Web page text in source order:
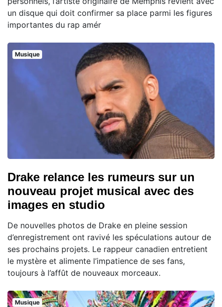
un disque qui doit confirmer sa place parmi les figures
importantes du rap amér
Musique
Drake relance les rumeurs sur un
nouveau projet musical avec des
images en studio
De nouvelles photos de Drake en pleine session
d’enregistrement ont ravivé les spéculations autour de
ses prochains projets. Le rappeur canadien entretient
le mystère et alimente l’impatience de ses fans,
toujours à l’affût de nouveaux morceaux.
Musique